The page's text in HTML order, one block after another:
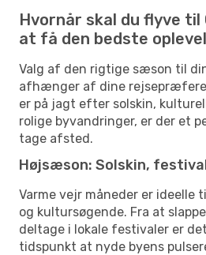
Hvornår skal du flyve
at få den bedste
Valg af den rigtige sæson til
afhænger af dine
er på jagt efter solskin,
rolige byvandringer, er der et
tage afsted.
Højsæson: Solskin,
Varme vejr måneder er
og kultursøgende. Fra at
deltage i lokale festivaler er
tidspunkt at nyde byens